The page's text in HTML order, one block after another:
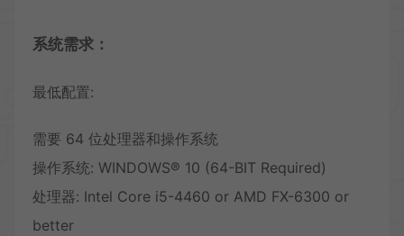
系统需求：
最低配置:
需要 64 位处理器和操作系统
操作系统: WINDOWS® 10 (64-BIT Required)
处理器: Intel Core i5-4460 or AMD FX-6300 or
better